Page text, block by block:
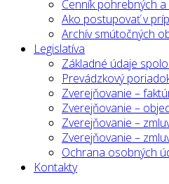
Cenník pohrebných
Ako postupovať v
Archív smútočných
Legislatíva
Základné údaje
Prevádzkový
Zverejňovanie –
Zverejňovanie –
Zverejňovanie –
Zverejňovanie –
Ochrana osobných
Kontakty